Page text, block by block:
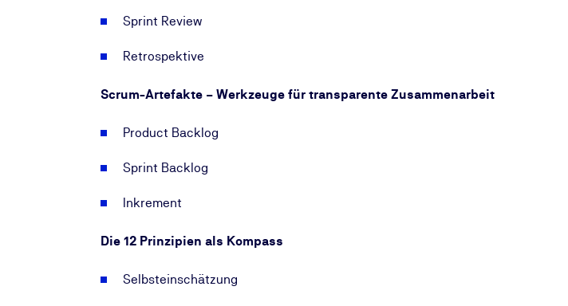
Sprint Review
Retrospektive
Scrum-Artefakte – Werkzeuge für transparente Zusammenarbeit
Product Backlog
Sprint Backlog
Inkrement
Die 12 Prinzipien als Kompass
Selbsteinschätzung